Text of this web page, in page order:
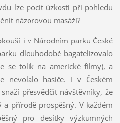
lze pocit úzkosti při pohledu
názorovou masáží?
i v Národním parku České
dlouhodobě bagatelizovalo
se tolik na americké filmy), a
nevolalo hasiče. I v Českém
přesvědčit návštěvníky, že
a přírodě prospěšný. V každém
pro desítky výzkumných